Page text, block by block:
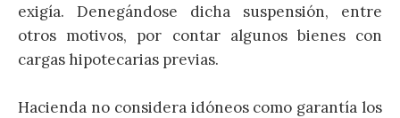
exigía. Denegándose dicha suspensión, entre
otros motivos, por contar algunos bienes con
cargas hipotecarias previas.
Hacienda no considera idóneos como garantía los